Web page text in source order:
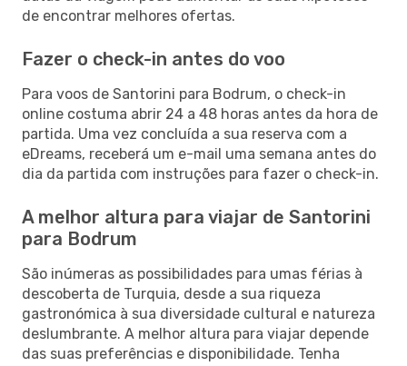
de encontrar melhores ofertas.
Fazer o check-in antes do voo
Para voos de Santorini para Bodrum, o check-in
online costuma abrir 24 a 48 horas antes da hora de
partida. Uma vez concluída a sua reserva com a
eDreams, receberá um e-mail uma semana antes do
dia da partida com instruções para fazer o check-in.
A melhor altura para viajar de Santorini
para Bodrum
São inúmeras as possibilidades para umas férias à
descoberta de Turquia, desde a sua riqueza
gastronómica à sua diversidade cultural e natureza
deslumbrante. A melhor altura para viajar depende
das suas preferências e disponibilidade. Tenha